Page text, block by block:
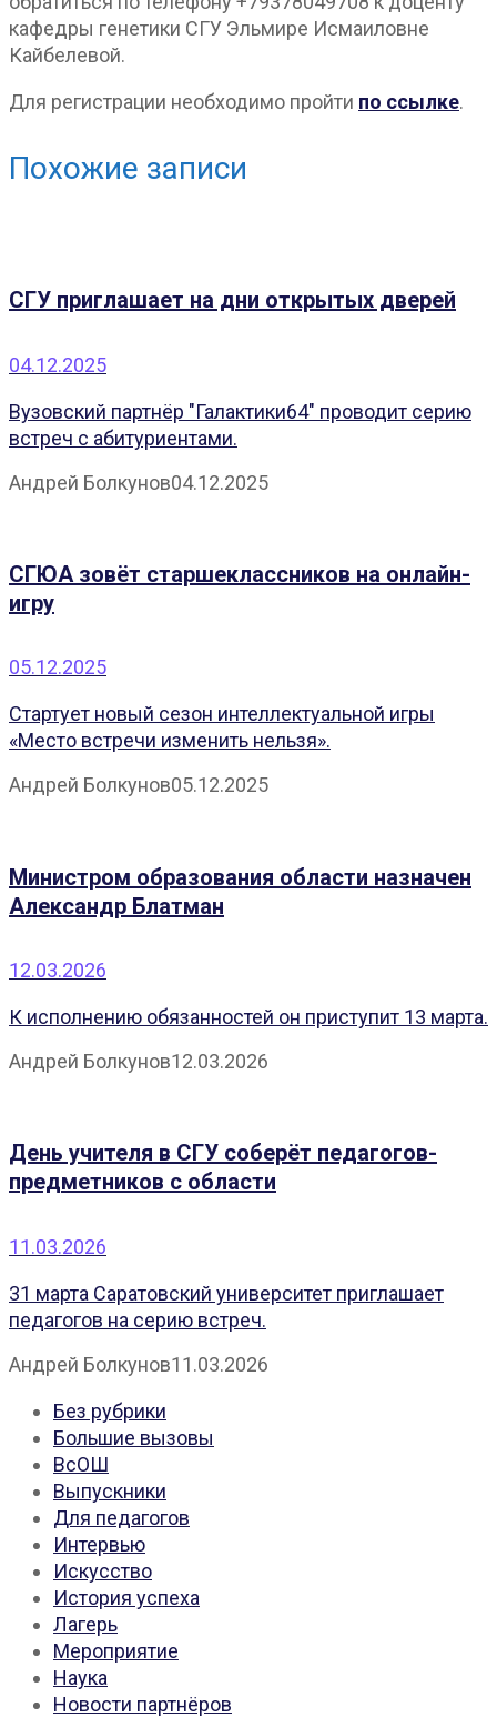
кафедры генетики СГУ Эльмире Исмаиловне
Кайбелевой.
Для регистрации необходимо пройти по ссылке.
Похожие записи
СГУ приглашает на дни открытых дверей
04.12.2025
Вузовский партнёр "Галактики64" проводит серию
встреч с абитуриентами.
Андрей Болкунов04.12.2025
СГЮА зовёт старшеклассников на онлайн-
игру
05.12.2025
Стартует новый сезон интеллектуальной игры
«Место встречи изменить нельзя».
Андрей Болкунов05.12.2025
Министром образования области назначен
Александр Блатман
12.03.2026
К исполнению обязанностей он приступит 13 марта.
Андрей Болкунов12.03.2026
День учителя в СГУ соберёт педагогов-
предметников с области
11.03.2026
31 марта Саратовский университет приглашает
педагогов на серию встреч.
Андрей Болкунов11.03.2026
Без рубрики
Большие вызовы
ВсОШ
Выпускники
Для педагогов
Интервью
Искусство
История успеха
Лагерь
Мероприятие
Наука
Новости партнёров